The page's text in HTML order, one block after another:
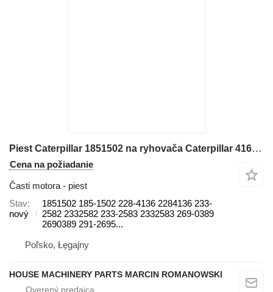
Piest Caterpillar 1851502 na ryhovača Caterpillar 416E, 416F
Cena na požiadanie
Časti motora - piest
Stav
nový
1851502 185-1502 228-4136 2284136 233-
2582 2332582 233-2583 2332583 269-0389
2690389 291-2695...
Poľsko, Łęgajny
HOUSE MACHINERY PARTS MARCIN ROMANOWSKI